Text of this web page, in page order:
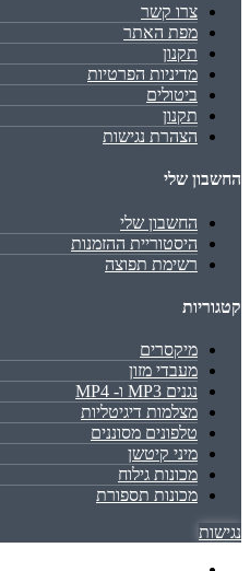
צרו קשר
מפת האתר
תקנון
מדיניות הפרטיות
ביטולים
תקנון
הצהרת נגישות
החשבון שלי
החשבון שלי
היסטוריית ההזמנות
רשימת תפוצה
קטגוריות
מיקסרים
מעבדי מזון
נגנים MP3 ו- MP4
מצלמות דיגיטליות
טלפונים מסוננים
מיני קיטשן
מכונות גילוח
מכונות תספורת
נגישות